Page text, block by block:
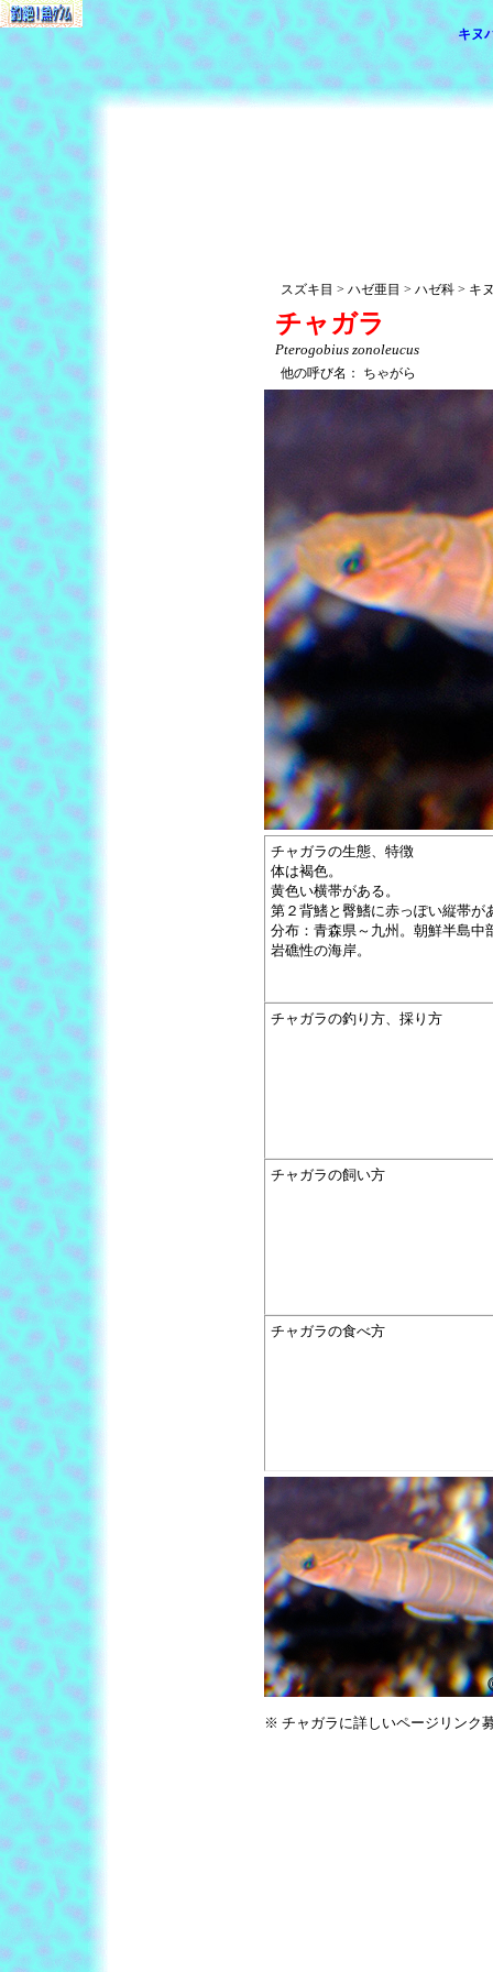
スズキ目 ハゼ亜目 ハゼ科 キ
チャガラ
Pterogobius zonoleucus
他の呼び名： ちゃがら
チャガラの生態、特徴
体は褐色。
黄色い横帯がある。
第２背鰭と臀鰭に赤っぽい縦帯が
分布：青森県～九州。朝鮮半島中
岩礁性の海岸。
チャガラの釣り方、採り方
チャガラの飼い方
チャガラの食べ方
※ チャガラに詳しいページリンク
キヌ